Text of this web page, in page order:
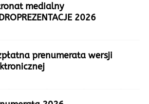
medialny
2026
prenumerata wersji